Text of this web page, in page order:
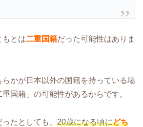
もとは二重国籍だった可能性はありま
らかが日本以外の国籍を持っている場
国籍」の可能性があるからです。
たとしても、 20歳になる頃にどち